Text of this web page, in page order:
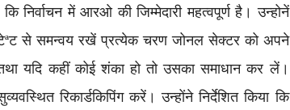
कि निर्वाचन में आरओ की जिम्मेदारी महत्वपूर्ण है। उन्होनें
से समन्वय रखें प्रत्येक चरण जोनल सेक्टर को अपने
यदि कहीं कोई शंका हो तो उसका समाधान कर लें।
रिकार्डकिपिंग करें। उन्होंने निर्देशित किया कि